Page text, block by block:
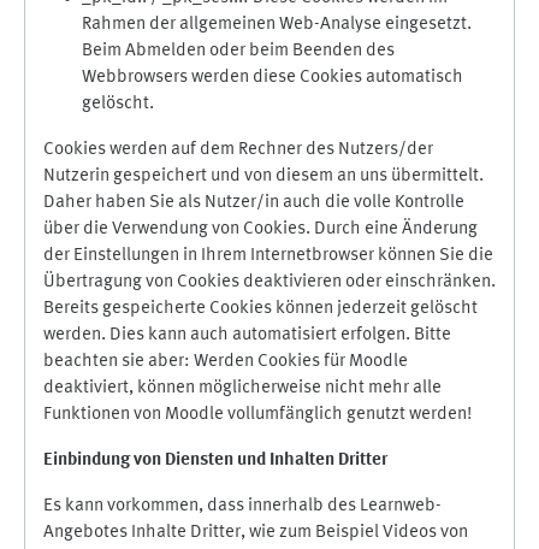
Rahmen der allgemeinen Web-Analyse eingesetzt.
Beim Abmelden oder beim Beenden des
Webbrowsers werden diese Cookies automatisch
gelöscht.
Cookies werden auf dem Rechner des Nutzers/der
Nutzerin gespeichert und von diesem an uns übermittelt.
Daher haben Sie als Nutzer/in auch die volle Kontrolle
über die Verwendung von Cookies. Durch eine Änderung
der Einstellungen in Ihrem Internetbrowser können Sie die
Übertragung von Cookies deaktivieren oder einschränken.
Bereits gespeicherte Cookies können jederzeit gelöscht
werden. Dies kann auch automatisiert erfolgen. Bitte
beachten sie aber: Werden Cookies für Moodle
deaktiviert, können möglicherweise nicht mehr alle
Funktionen von Moodle vollumfänglich genutzt werden!
Einbindung von Diensten und Inhalten Dritter
Es kann vorkommen, dass innerhalb des Learnweb-
Angebotes Inhalte Dritter, wie zum Beispiel Videos von